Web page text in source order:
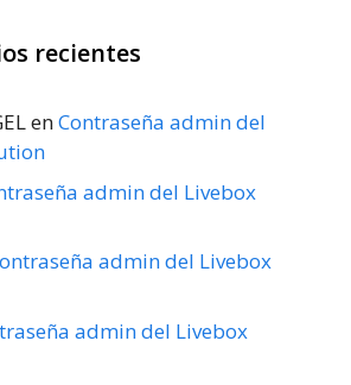
recientes
enContraseña admin del
admin del Livebox
admin del Livebox
admin del Livebox